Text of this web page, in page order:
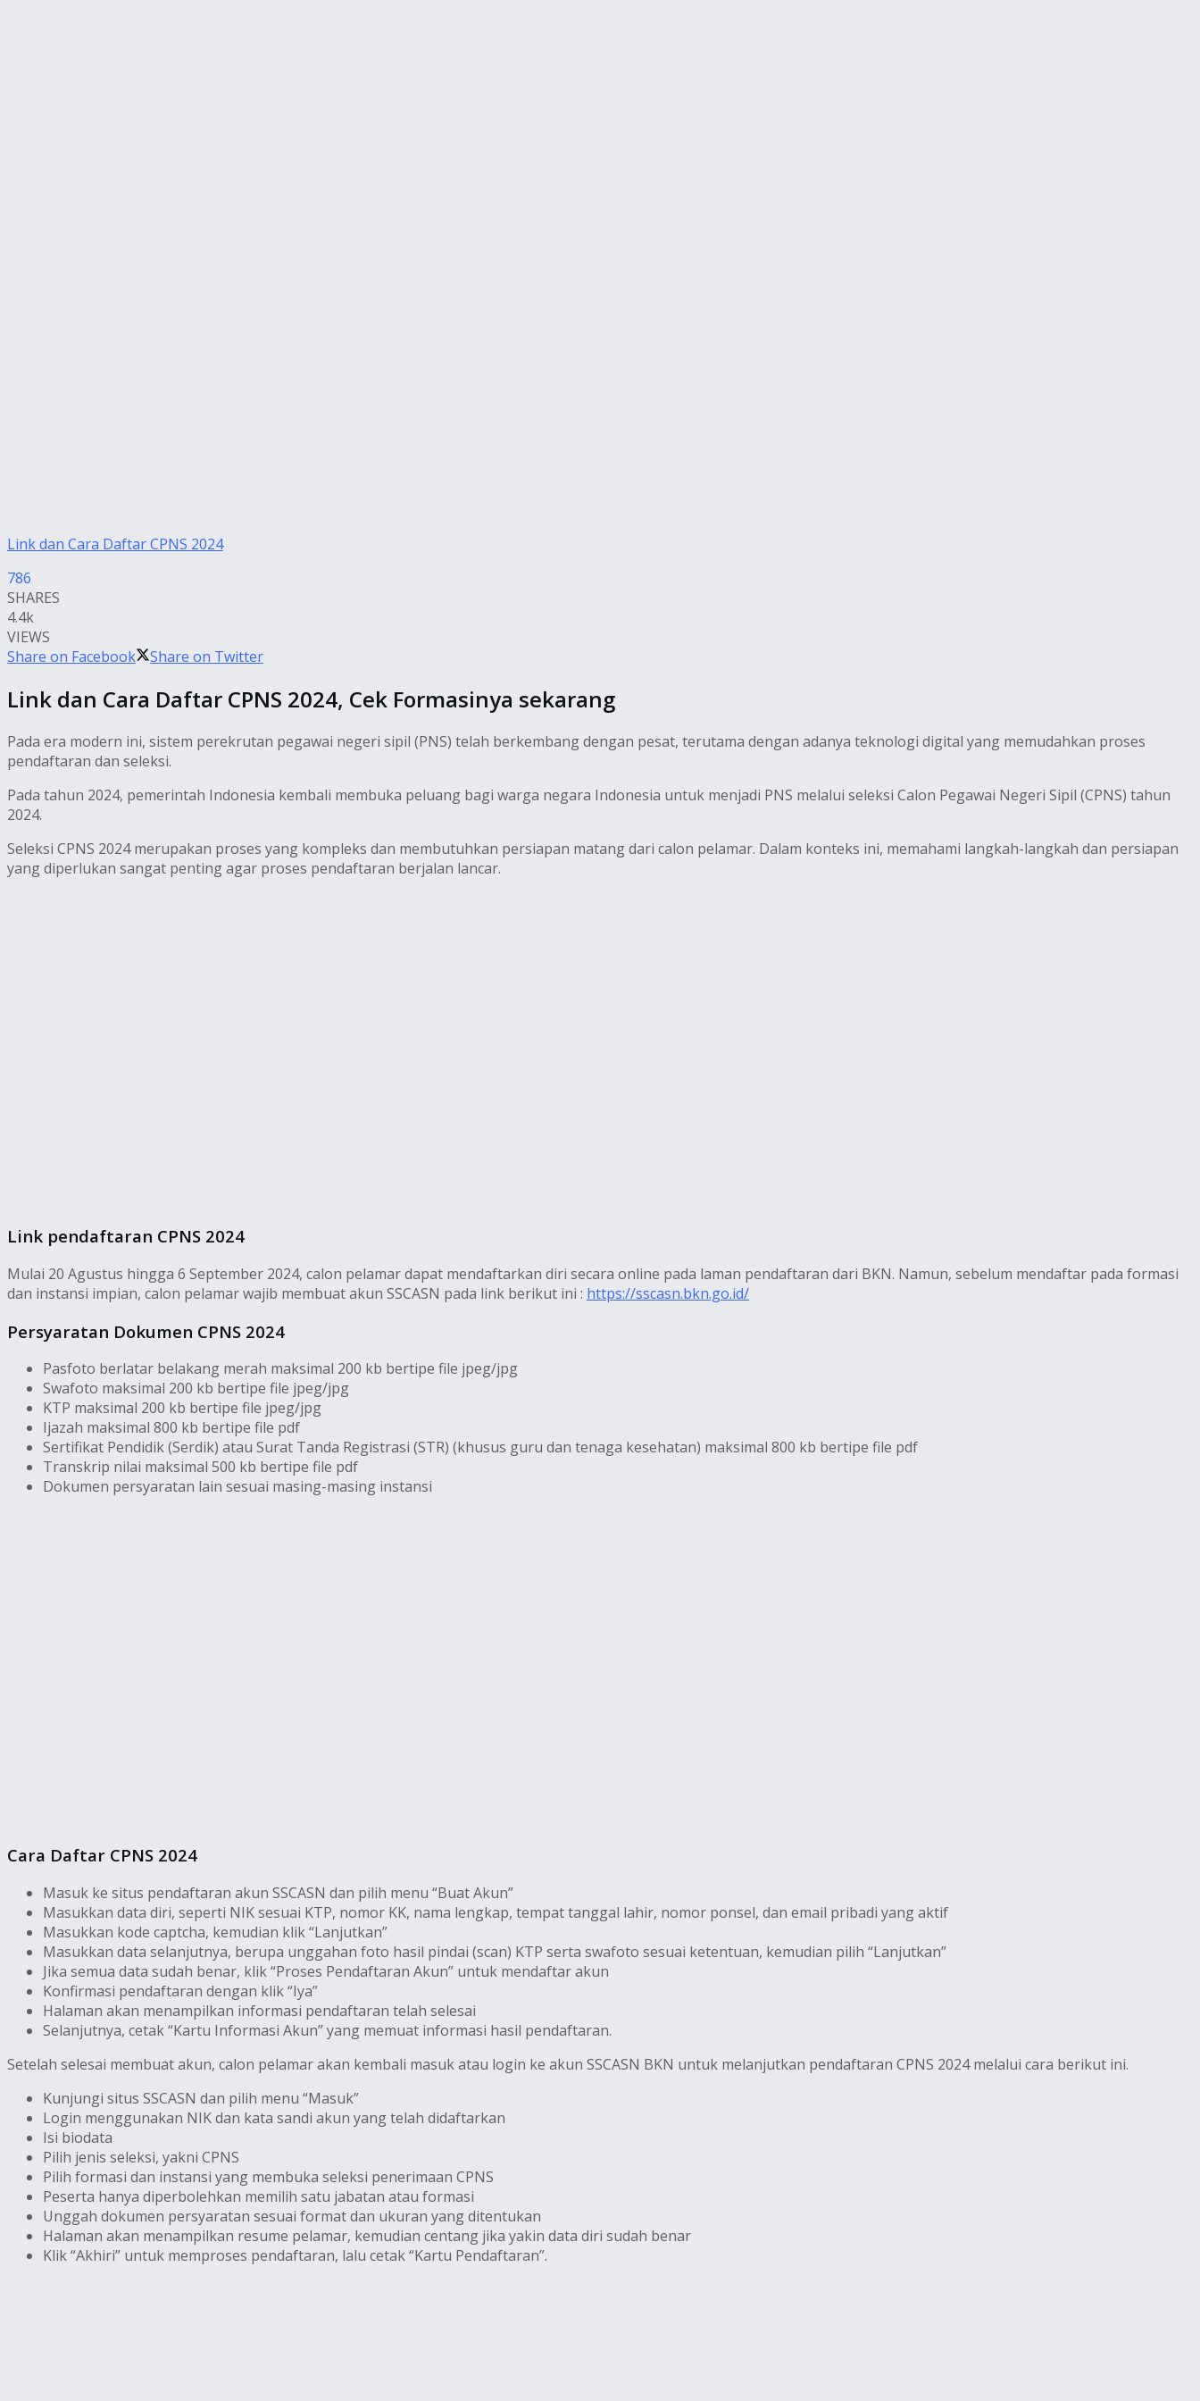
Link dan Cara Daftar CPNS 2024
786
SHARES
4.4k
VIEWS
Share on Facebook
Share on Twitter
Link dan Cara Daftar CPNS 2024, Cek Formasinya sekarang
Pada era modern ini, sistem perekrutan pegawai negeri sipil (PNS) telah berkembang dengan pesat, terutama dengan adanya teknologi digital yang memudahkan proses
pendaftaran dan seleksi.
Pada tahun 2024, pemerintah Indonesia kembali membuka peluang bagi warga negara Indonesia untuk menjadi PNS melalui seleksi Calon Pegawai Negeri Sipil (CPNS) tahun
2024.
Seleksi CPNS 2024 merupakan proses yang kompleks dan membutuhkan persiapan matang dari calon pelamar. Dalam konteks ini, memahami langkah-langkah dan persiapan
yang diperlukan sangat penting agar proses pendaftaran berjalan lancar.
Link pendaftaran CPNS 2024
Mulai 20 Agustus hingga 6 September 2024, calon pelamar dapat mendaftarkan diri secara online pada laman pendaftaran dari BKN. Namun, sebelum mendaftar pada formasi
dan instansi impian, calon pelamar wajib membuat akun SSCASN pada link berikut ini : https://sscasn.bkn.go.id/
Persyaratan Dokumen CPNS 2024
Pasfoto berlatar belakang merah maksimal 200 kb bertipe file jpeg/jpg
Swafoto maksimal 200 kb bertipe file jpeg/jpg
KTP maksimal 200 kb bertipe file jpeg/jpg
Ijazah maksimal 800 kb bertipe file pdf
Sertifikat Pendidik (Serdik) atau Surat Tanda Registrasi (STR) (khusus guru dan tenaga kesehatan) maksimal 800 kb bertipe file pdf
Transkrip nilai maksimal 500 kb bertipe file pdf
Dokumen persyaratan lain sesuai masing-masing instansi
Cara Daftar CPNS 2024
Masuk ke situs pendaftaran akun SSCASN dan pilih menu “Buat Akun”
Masukkan data diri, seperti NIK sesuai KTP, nomor KK, nama lengkap, tempat tanggal lahir, nomor ponsel, dan email pribadi yang aktif
Masukkan kode captcha, kemudian klik “Lanjutkan”
Masukkan data selanjutnya, berupa unggahan foto hasil pindai (scan) KTP serta swafoto sesuai ketentuan, kemudian pilih “Lanjutkan”
Jika semua data sudah benar, klik “Proses Pendaftaran Akun” untuk mendaftar akun
Konfirmasi pendaftaran dengan klik “Iya”
Halaman akan menampilkan informasi pendaftaran telah selesai
Selanjutnya, cetak “Kartu Informasi Akun” yang memuat informasi hasil pendaftaran.
Setelah selesai membuat akun, calon pelamar akan kembali masuk atau login ke akun SSCASN BKN untuk melanjutkan pendaftaran CPNS 2024 melalui cara berikut ini.
Kunjungi situs SSCASN dan pilih menu “Masuk”
Login menggunakan NIK dan kata sandi akun yang telah didaftarkan
Isi biodata
Pilih jenis seleksi, yakni CPNS
Pilih formasi dan instansi yang membuka seleksi penerimaan CPNS
Peserta hanya diperbolehkan memilih satu jabatan atau formasi
Unggah dokumen persyaratan sesuai format dan ukuran yang ditentukan
Halaman akan menampilkan resume pelamar, kemudian centang jika yakin data diri sudah benar
Klik “Akhiri” untuk memproses pendaftaran, lalu cetak “Kartu Pendaftaran”.